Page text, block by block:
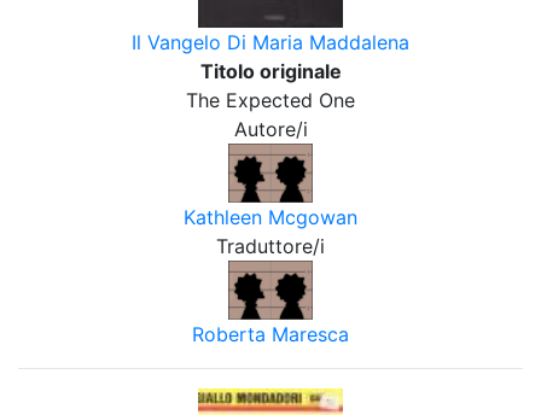
Il Vangelo Di Maria Maddalena
Titolo originale
The Expected One
Autore/i
Kathleen Mcgowan
Traduttore/i
Roberta Maresca